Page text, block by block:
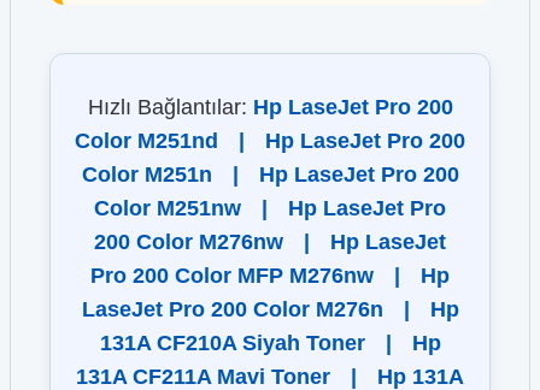
Hızlı Bağlantılar: Hp LaseJet Pro 200
Color M251nd
Hp LaseJet Pro 200
Color M251n
Hp LaseJet Pro 200
Color M251nw
Hp LaseJet Pro
200 Color M276nw
Hp LaseJet
Pro 200 Color MFP M276nw
Hp
LaseJet Pro 200 Color M276n
Hp
131A CF210A Siyah Toner
Hp
131A CF211A Mavi Toner
Hp 131A